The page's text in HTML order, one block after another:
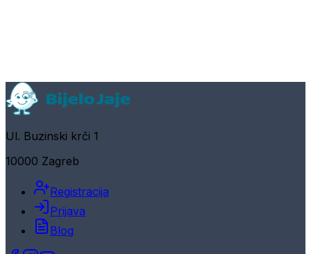
Ul. Buzinski krči 1
10000 Zagreb
Registracija
Prijava
Blog